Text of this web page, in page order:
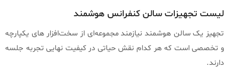
لیست تجهیزات سالن کنفرانس هوشمند
تجهیز یک سالن هوشمند نیازمند مجموعه‌ای از سخت‌افزار های یکپارچه
و تخصصی است که هر کدام نقش حیاتی در کیفیت نهایی تجربه جلسه
دارند.